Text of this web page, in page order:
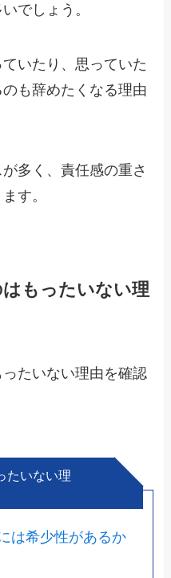
でしょう。
いたり、思っていた
も辞めたくなる理由
多く、責任感の重さ
す。
もったいない理
たいない理由を確認
たいない理
は希少性があるか